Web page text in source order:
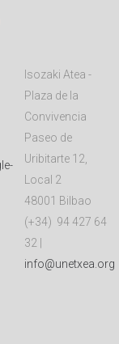
Isozaki Atea -
Plaza de la
Convivencia
Paseo de
Uribitarte 12,
Local 2
48001 Bilbao
(+34) 94 427 64
32 |
info@unetxea.org